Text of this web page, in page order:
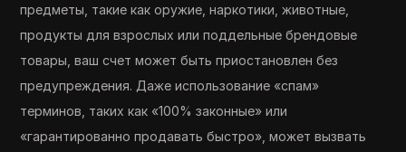
предметы, такие как оружие, наркотики, животные,
продукты для взрослых или поддельные брендовые
товары, ваш счет может быть приостановлен без
предупреждения. Даже использование «спам»
терминов, таких как «100% законные» или
«гарантированно продавать быстро», может вызвать